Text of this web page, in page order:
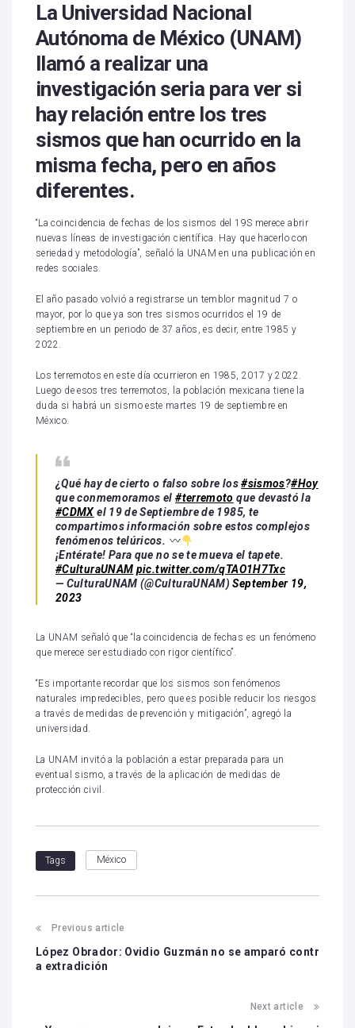
La Universidad Nacional
Autónoma de México (UNAM)
llamó a realizar una
investigación seria para ver si
hay relación entre los tres
sismos que han ocurrido en la
misma fecha, pero en años
diferentes.
“La coincidencia de fechas de los sismos del 19S merece abrir
nuevas líneas de investigación científica. Hay que hacerlo con
seriedad y metodología”, señaló la UNAM en una publicación en
redes sociales.
El año pasado volvió a registrarse un temblor magnitud 7 o
mayor, por lo que ya son tres sismos ocurridos el 19 de
septiembre en un periodo de 37 años, es decir, entre 1985 y
2022.
Los terremotos en este día ocurrieron en 1985, 2017 y 2022.
Luego de esos tres terremotos, la población mexicana tiene la
duda si habrá un sismo este martes 19 de septiembre en
México.
¿Qué hay de cierto o falso sobre los#sismos?#Hoy
que conmemoramos el#terremoto que devastó la
#CDMXel 19 de Septiembre de 1985, te
compartimos información sobre estos complejos
fenómenos telúricos.
¡Entérate! Para que no se te mueva el tapete.
#CulturaUNAM pic.twitter.com/qTAO1H7Txc
— CulturaUNAM (@CulturaUNAM)September 19,
2023
La UNAM señaló que “la coincidencia de fechas es un fenómeno
que merece ser estudiado con rigor científico”.
“Es importante recordar que los sismos son fenómenos
naturales impredecibles, pero que es posible reducir los riesgos
a través de medidas de prevención y mitigación”, agregó la
universidad.
La UNAM invitó a la población a estar preparada para un
eventual sismo, a través de la aplicación de medidas de
protección civil.
Tags México
Previous article
López Obrador: Ovidio Guzmán no se amparó contr
a extradición
Next article